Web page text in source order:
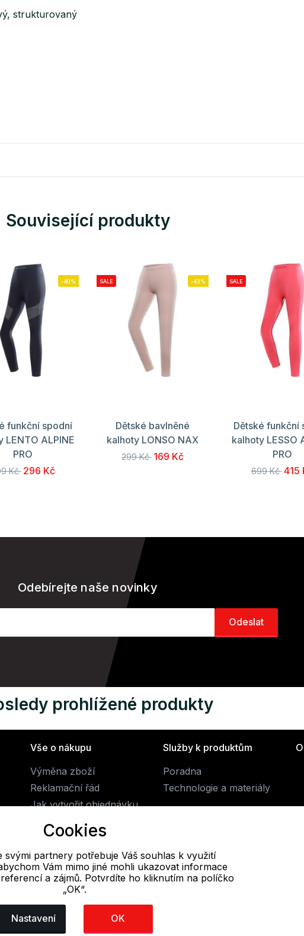
strukturovaný
Související produkty
-40%
funkční spodní
LENTO ALPINE
PRO
Kč 296 Kč
SALE -43%
Dětské bavlněné
kalhoty LONSO NAX
299 Kč 169 Kč
SALE
Dětské funkční
kalhoty LESSO
PRO
699 Kč 415
Odebírejte naše novinky
prohlížené produkty
Vše o nákupu
Výměna zboží
Reklamační řád
Jak vytvořit objednávku
Obchodní podmínky
Doprava
Služby k produktům
Poradna
Technologie a materiály
E-mail
obchod@alpine-shop.cz
Cookies
svými partnery potřebuje Váš souhlas k využití
Vám mimo jiné mohli ukazovat informace
a zájmů. Potvrdíte ho kliknutím na políčko
„OK“.
Nastavení OK